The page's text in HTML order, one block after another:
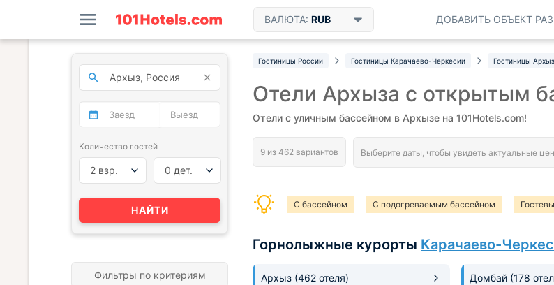
ВАЛЮТА: RUB ДОБАВИТЬ ОБЪЕКТ
Гостиницы России Гостиницы Карачаево-Черкесии Гостиницы
Отели Архыза с открытым
Отели с уличным бассейном в Архызе на 101Hotels.com!
С бассейном С подогреваемым бассейном
Горнолыжные курорты Карачаево-
Архыз (462 отеля) Домбай (178
Количество гостей
2 взр. 0 дет.
НАЙТИ
Фильтры по критериям